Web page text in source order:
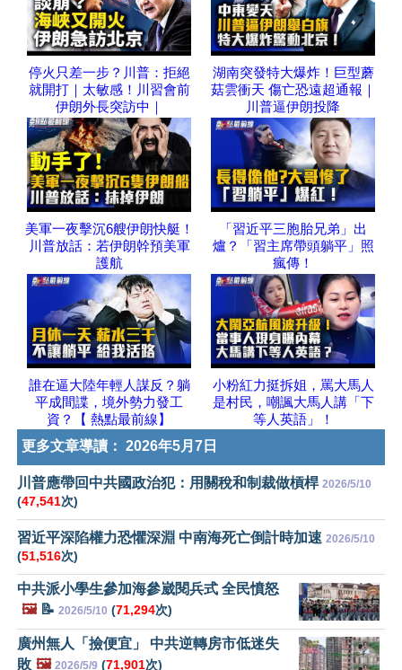
停火只差一步？川普：拒絕
就開打｜太敏感！川習會前
伊朗外長突訪中｜
湖南突發特大爆炸！巨型蘑
菇雲衝天 傷亡恐遠超通報｜
川普逼伊朗投降
美軍一夜擊沉6艘伊朗快艇！
川普放話：若伊朗幹預美軍
護航
「習近平三胞胎兄弟」出
爐？「習主席帶頭躺平」照
瘋傳！
誰在逼大陸年輕人謀反？躺
平成間諜，境外勢力發工
資？【 熱點最前線】
小粉紅力挺拆姐，罵大馬人
是村民，嘲諷大馬人講「下
等人英語」！
更多文章導讀： 2026年5月7日
川普應帶回中共國政治犯：用關稅和制裁做槓桿 2026/5/10
(47,541次)
習近平深陷權力恐懼深淵 中南海死亡倒計時加速 2026/5/10
(51,516次)
中共派小學生參加海參崴閱兵式 全民憤怒
🖼️📝 2026/5/10 (71,294次)
廣州無人「撿便宜」 中共逆轉房市低迷失
敗 🖼️ 2026/5/9 (71,901次)